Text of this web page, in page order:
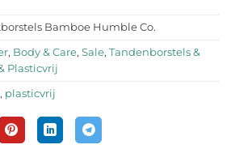
Bamboe Humble Co.
, Body & Care, Sale, Tandenborstels &
Plasticvrij
, plasticvrij